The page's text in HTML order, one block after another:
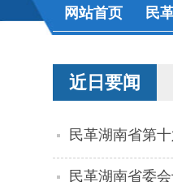
网站首页 民
近日要闻
民革湖南省第
民革湖南省委